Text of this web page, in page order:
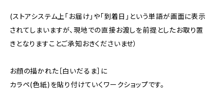
(ストアシステム上「お届け」や「到着日」という単語が画面に表示
されてしまいますが、現地での直接お渡しを前提としたお取り置
きとなりますことご承知おきくださいませ）
お顔の描かれた［白いだるま］に
カラペ(色紙)を貼り付けていくワークショップです。